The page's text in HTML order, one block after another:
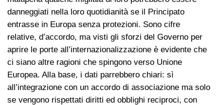
danneggiati nella loro quotidianità se il Principato
entrasse in Europa senza protezioni. Sono cifre
relative, d’accordo, ma visti gli sforzi del Governo per
aprire le porte all’internazionalizzazione è evidente che
ci siano altre ragioni che spingono verso Unione
Europea. Alla base, i dati parrebbero chiari: sì
all’integrazione con un accordo di associazione ma solo
se vengono rispettati diritti ed obblighi reciproci, con